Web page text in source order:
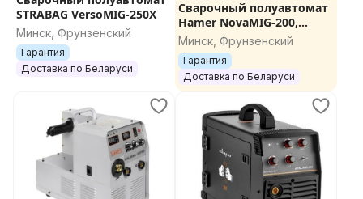
STRABAG VersoMIG-250X
Минск, Фрунзенский
Гарантия
Доставка по Беларуси
Сварочный полуавтомат
Hamer NovaMIG-200,
Z00700100100052
Минск, Фрунзенский
Гарантия
Доставка по Беларуси